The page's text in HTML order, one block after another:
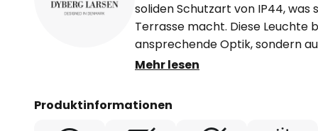
soliden Schutzart von IP44, was
Terrasse macht. Diese Leuchte
ansprechende Optik, sondern
widerstandsfähige Konstruktion.
verschiedene Fassadenstile ein.
Mehr lesen
Produktinformationen